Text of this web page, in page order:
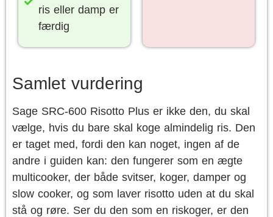
ris eller damp er
færdig
Samlet vurdering
Sage SRC-600 Risotto Plus er ikke den, du skal
vælge, hvis du bare skal koge almindelig ris. Den
er taget med, fordi den kan noget, ingen af de
andre i guiden kan: den fungerer som en ægte
multicooker, der både svitser, koger, damper og
slow cooker, og som laver risotto uden at du skal
stå og røre. Ser du den som en riskoger, er den